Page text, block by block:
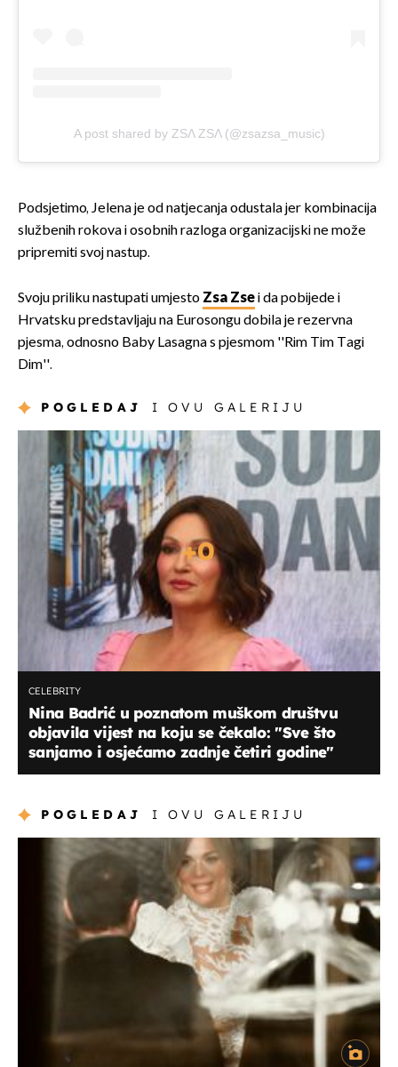
A post shared by ZSΛ ZSΛ (@zsazsa_music)
Podsjetimo, Jelena je od natjecanja odustala jer kombinacija
službenih rokova i osobnih razloga organizacijski ne može
pripremiti svoj nastup.
Svoju priliku nastupati umjesto Zsa Zsei da pobijede i
Hrvatsku predstavljaju na Eurosongu dobila je rezervna
pjesma, odnosno Baby Lasagna s pjesmom ''Rim Tim Tagi
Dim''.
POGLEDAJ I OVU GALERIJU
+0
CELEBRITY
Nina Badrić u poznatom muškom društvu
objavila vijest na koju se čekalo: "Sve što
sanjamo i osjećamo zadnje četiri godine"
POGLEDAJ I OVU GALERIJU